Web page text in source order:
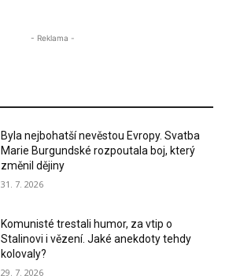
- Reklama -
Byla nejbohatší nevěstou Evropy. Svatba
Marie Burgundské rozpoutala boj, který
změnil dějiny
31. 7. 2026
Komunisté trestali humor, za vtip o
Stalinovi i vězení. Jaké anekdoty tehdy
kolovaly?
29. 7. 2026